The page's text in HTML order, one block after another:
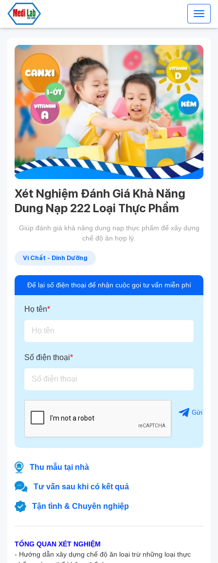
Xét Nghiệm Đánh Giá Khả Năng
Dung Nạp 222 Loại Thực Phẩm
Giúp đánh giá khả năng dung nạp thực phẩm để xây dựng
chế độ ăn hợp lý.
Vi Chất - Dinh Dưỡng
Để lại số điện thoại để nhận cuộc gọi tư vấn miễn phí
Họ tên*
Số điện thoại*
Gửi
Thu mẫu tại nhà
Tư vấn sau khi có kết quả
Tận tình & Chuyên nghiệp
TỔNG QUAN XÉT NGHIỆM
- Hướng dẫn xây dựng chế độ ăn loại trừ những loại thực